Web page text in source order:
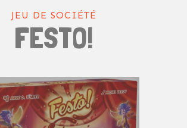
JEU DE SOCIÉTÉ
FESTO!